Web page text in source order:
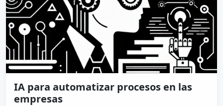
IA para automatizar procesos en las
empresas